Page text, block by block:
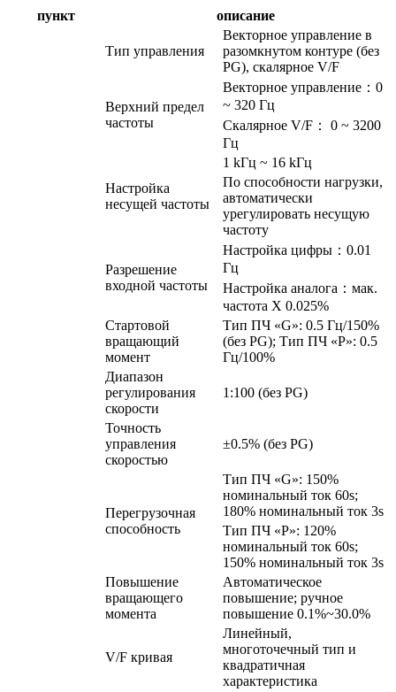
пункт описание
Тип управления
Векторное управление в
разомкнутом контуре (без
PG), скалярное V/F
Верхний предел
частоты
Векторное управление：0
~ 320 Гц
Скалярное V/F： 0 ~ 3200
Гц
Настройка
несущей частоты
1 kГц ~ 16 kГц
По способности нагрузки,
автоматически
урегулировать несущую
частоту
Разрешение
входной частоты
Настройка цифры：0.01
Гц
Настройка аналога：мак.
частота X 0.025%
Стартовой
вращающий
момент
Тип ПЧ «G»: 0.5 Гц/150%
(без PG); Тип ПЧ «P»: 0.5
Гц/100%
Диапазон
регулирования
скорости
1:100 (без PG)
Точность
управления
скоростью
±0.5% (без PG)
Перегрузочная
способность
Тип ПЧ «G»: 150%
номинальный ток 60s;
180% номинальный ток 3s
Тип ПЧ «P»: 120%
номинальный ток 60s;
150% номинальный ток 3s
Повышение
вращающего
момента
Автоматическое
повышение; ручное
повышение 0.1%~30.0%
V/F кривая
Линейный,
многоточечный тип и
квадратичная
характеристика